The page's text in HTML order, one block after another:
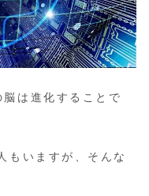
は進化することで
もいますが、そんな